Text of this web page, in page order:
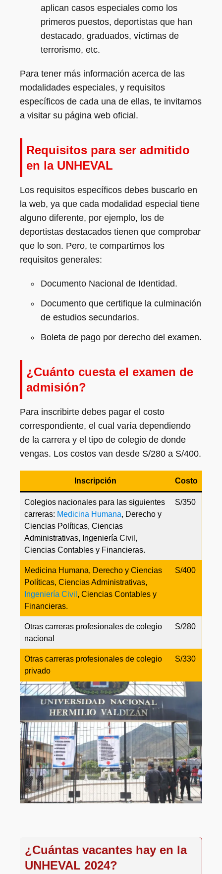
aplican casos especiales como los
primeros puestos, deportistas que han
destacado, graduados, víctimas de
terrorismo, etc.
Para tener más información acerca de las
modalidades especiales, y requisitos
específicos de cada una de ellas, te invitamos
a visitar su página web oficial.
Requisitos para ser admitido
en la UNHEVAL
Los requisitos específicos debes buscarlo en
la web, ya que cada modalidad especial tiene
alguno diferente, por ejemplo, los de
deportistas destacados tienen que comprobar
que lo son. Pero, te compartimos los
requisitos generales:
Documento Nacional de Identidad.
Documento que certifique la culminación
de estudios secundarios.
Boleta de pago por derecho del examen.
¿Cuánto cuesta el examen de
admisión?
Para inscribirte debes pagar el costo
correspondiente, el cual varía dependiendo
de la carrera y el tipo de colegio de donde
vengas. Los costos van desde S/280 a S/400.
Inscripción Costo
Colegios nacionales para las siguientes
carreras: Medicina Humana, Derecho y
Ciencias Políticas, Ciencias
Administrativas, Ingeniería Civil,
Ciencias Contables y Financieras.
S/350
Medicina Humana, Derecho y Ciencias
Políticas, Ciencias Administrativas,
Ingeniería Civil , Ciencias Contables y
Financieras.
S/400
Otras carreras profesionales de colegio
nacional
S/280
Otras carreras profesionales de colegio
privado
S/330
¿Cuántas vacantes hay en la
UNHEVAL 2024?